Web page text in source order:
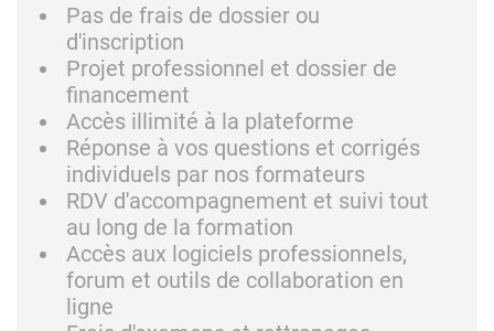
Pas de frais de dossier ou
d'inscription
Projet professionnel et dossier de
financement
Accès illimité à la plateforme
Réponse à vos questions et corrigés
individuels par nos formateurs
RDV d'accompagnement et suivi tout
au long de la formation
Accès aux logiciels professionnels,
forum et outils de collaboration en
ligne